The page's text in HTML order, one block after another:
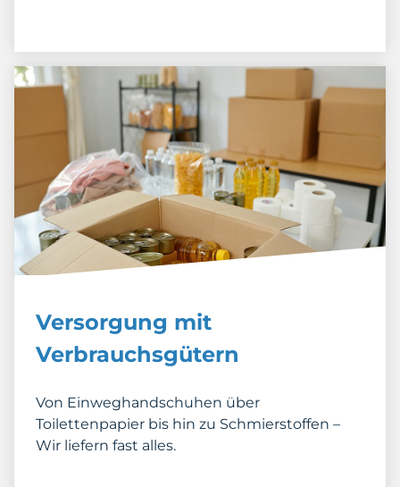
Versorgung mit
Verbrauchsgütern
Von Einweghandschuhen über
Toilettenpapier bis hin zu Schmierstoffen –
Wir liefern fast alles.